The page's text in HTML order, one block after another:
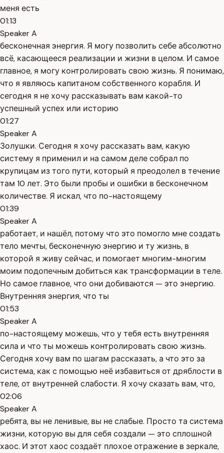
меня есть
01:13
Speaker A
бесконечная энергия. Я могу позволить себе абсолютно
всё, касающееся реализации и жизни в целом. И самое
главное, я могу контролировать свою жизнь. Я понимаю,
что я являюсь капитаном собственного корабля. И
сегодня я не хочу рассказывать вам какой-то
успешный успех или историю
01:27
Speaker A
Золушки. Сегодня я хочу рассказать вам, какую
систему я применил и на самом деле собрал по
крупицам из того пути, который я преодолел в течение
там 10 лет. Это были пробы и ошибки в бесконечном
количестве. Я искал, что по-настоящему
01:39
Speaker A
работает, и нашёл, потому что это помогло мне создать
тело мечты, бесконечную энергию и ту жизнь, в
которой я живу сейчас, и помогает многим-многим
моим подопечным добиться как трансформации в теле.
Но самое главное, что они добиваются — это энергию.
Внутренняя энергия, что ты
01:53
Speaker A
по-настоящему можешь, что у тебя есть внутренняя
сила и что ты можешь контролировать свою жизнь.
Сегодня хочу вам по шагам рассказать, а что это за
система, как с помощью неё избавиться от дряблости в
теле, от внутренней слабости. Я хочу сказать вам, что,
02:06
Speaker A
ребята, вы не ленивые, вы не слабые. Просто та система
жизни, которую вы для себя создали — это сплошной
хаос. И этот хаос создаёт плохое отражение в зеркале,